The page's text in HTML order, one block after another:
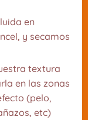
en
y secamos
textura
en las zonas
(pelo,
etc)